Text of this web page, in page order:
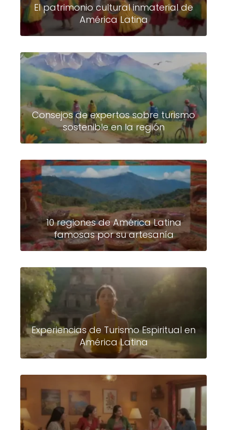
El patrimonio cultural inmaterial de
América Latina
Consejos de expertos sobre turismo
sostenible en la región
10 regiones de América Latina
famosas por su artesanía
Experiencias de Turismo Espiritual en
América Latina